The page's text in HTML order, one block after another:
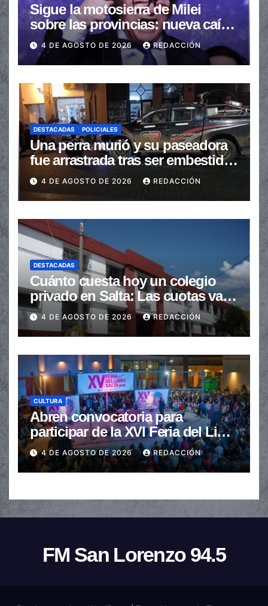
Sigue la motosierra de Milei
sobre las provincias: nueva caída
de las transferencias no
automáticas
4 DE AGOSTO DE 2026 REDACCIÓN
DESTACADAS POLICIALES
Una perra murió y su paseadora
fue arrastrada tras ser embestidas
en la senda peatonal
4 DE AGOSTO DE 2026 REDACCIÓN
DESTACADAS
Cuánto cuesta hoy un colegio
privado en Salta: Las cuotas van
de $110.000 a más de $600.000
4 DE AGOSTO DE 2026 REDACCIÓN
CULTURA
Abren convocatoria para
participar de la XVI Feria del Libro
de Salta
4 DE AGOSTO DE 2026 REDACCIÓN
FM San Lorenzo 94.5